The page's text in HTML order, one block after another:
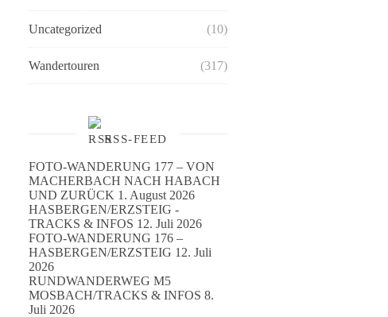
Uncategorized (10)
Wandertouren (317)
RSS-FEED
FOTO-WANDERUNG 177 – VON
MACHERBACH NACH HABACH
UND ZURÜCK 1. August 2026
HASBERGEN/ERZSTEIG -
TRACKS & INFOS 12. Juli 2026
FOTO-WANDERUNG 176 –
HASBERGEN/ERZSTEIG 12. Juli
2026
RUNDWANDERWEG M5
MOSBACH/TRACKS & INFOS 8.
Juli 2026